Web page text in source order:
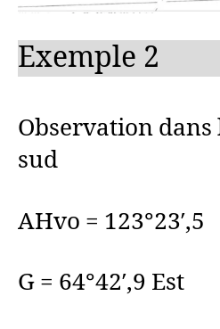
Exemple 2
Observation dans
sud
AHvo = 123°23′,5
G = 64°42′,9 Est